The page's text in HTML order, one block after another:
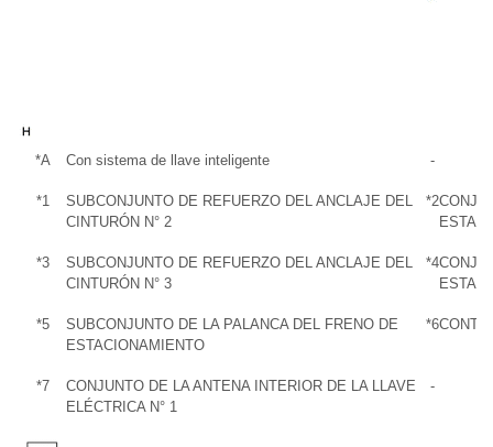
*A Con sistema de llave inteligente -
*1
SUBCONJUNTO DE REFUERZO DEL ANCLAJE DEL
CINTURÓN N° 2
*2
*3
SUBCONJUNTO DE REFUERZO DEL ANCLAJE DEL
CINTURÓN N° 3
*4
*5
SUBCONJUNTO DE LA PALANCA DEL FRENO DE
ESTACIONAMIENTO
*6
*7
CONJUNTO DE LA ANTENA INTERIOR DE LA LLAVE
ELÉCTRICA N° 1
-